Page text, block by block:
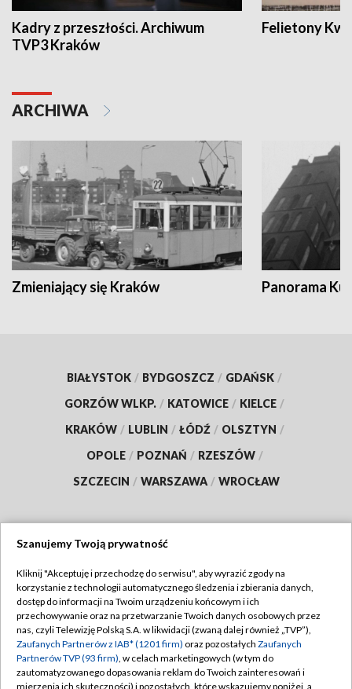
Kadry z przeszłości. Archiwum
TVP3 Kraków
Felietony
ARCHIWA
Zmieniający się Kraków Panorama
BIAŁYSTOK / BYDGOSZCZ / GDAŃSK /
GORZÓW WLKP. / KATOWICE / KIELCE /
KRAKÓW / LUBLIN / ŁÓDŹ / OLSZTYN /
OPOLE / POZNAŃ / RZESZÓW /
SZCZECIN / WARSZAWA / WROCŁAW
TVP
Abonament TVP
Emisja w TVP
Centrum informacji TVP
Regulamin TVP
Polityka prywatności
Moje zgody
Szanujemy Twoją prywatność
Kliknij "Akceptuję i przechodzę do serwisu", aby wyrazić zgody na
korzystanie z technologii automatycznego śledzenia i zbierania danych,
dostęp do informacji na Twoim urządzeniu końcowym i ich
przechowywanie oraz na przetwarzanie Twoich danych osobowych przez
nas, czyli Telewizję Polską S.A. w likwidacji (zwaną dalej również „TVP”),
Zaufanych Partnerów z IAB* (1201 firm) oraz pozostałych Zaufanych
Partnerów TVP (93 firm), w celach marketingowych (w tym do
zautomatyzowanego dopasowania reklam do Twoich zainteresowań i
mierzenia ich skuteczności) i pozostałych, które wskazujemy poniżej, a